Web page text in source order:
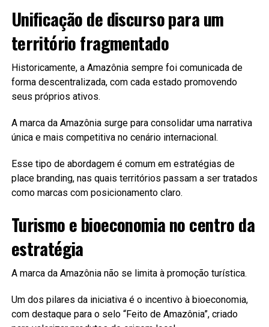
Unificação de discurso para um
território fragmentado
Historicamente, a Amazônia sempre foi comunicada de
forma descentralizada, com cada estado promovendo
seus próprios ativos.
A marca da Amazônia surge para consolidar uma narrativa
única e mais competitiva no cenário internacional.
Esse tipo de abordagem é comum em estratégias de
place branding, nas quais territórios passam a ser tratados
como marcas com posicionamento claro.
Turismo e bioeconomia no centro da
estratégia
A marca da Amazônia não se limita à promoção turística.
Um dos pilares da iniciativa é o incentivo à bioeconomia,
com destaque para o selo “Feito de Amazônia”, criado